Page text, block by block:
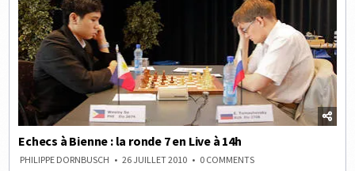
Echecs à Bienne : la ronde 7 en Live à 14h
PHILIPPE DORNBUSCH 26 JUILLET 2010 0 COMMENTSON